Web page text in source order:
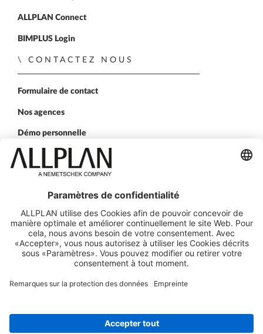
ALLPLAN Connect
BIMPLUS Login
CONTACTEZ NOUS
Formulaire de contact
Nos agences
Démo personnelle
SUIVEZ-NOUS SUR
ALLPLAN sur LinkedIn
ALLPLAN sur Xing
ALLPLAN sur Facebook
ALLPLAN sur YouTube
ALLPLAN sur Twitter
ALLPLAN sur
© ALLPLAN France SARL
ALLPLAN fait partie de Nemetschek Group